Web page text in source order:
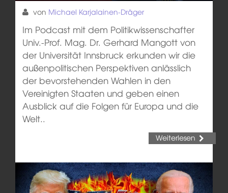
von Michael Karjalainen-Dräger
Im Podcast mit dem Politikwissenschafter
Univ.-Prof. Mag. Dr. Gerhard Mangott von
der Universität Innsbruck erkunden wir die
außenpolitischen Perspektiven anlässlich
der bevorstehenden Wahlen in den
Vereinigten Staaten und geben einen
Ausblick auf die Folgen für Europa und die
Welt..
Weiterlesen